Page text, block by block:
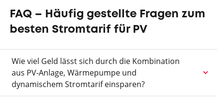
FAQ – Häufig gestellte Fragen zum
besten Stromtarif für PV
Wie viel Geld lässt sich durch die Kombination
aus PV-Anlage, Wärmepumpe und
dynamischem Stromtarif einsparen?